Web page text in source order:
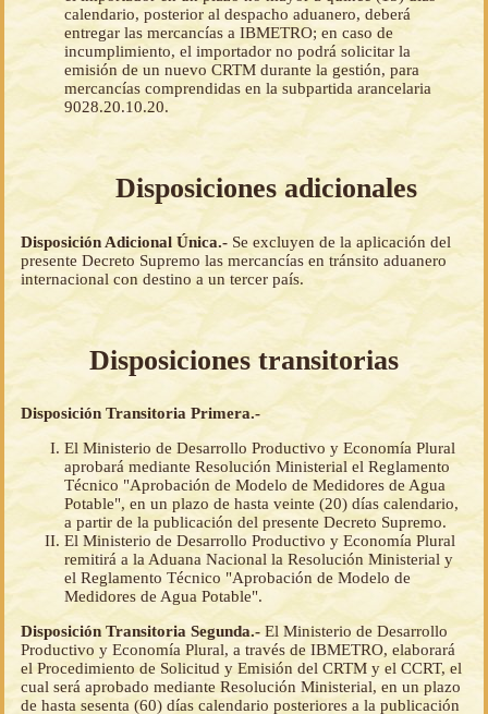
calendario, posterior al despacho aduanero, deberá
entregar las mercancías a IBMETRO; en caso de
incumplimiento, el importador no podrá solicitar la
emisión de un nuevo CRTM durante la gestión, para
mercancías comprendidas en la subpartida arancelaria
9028.20.10.20.
Disposiciones adicionales
Disposición Adicional Única.- Se excluyen de la aplicación del
presente Decreto Supremo las mercancías en tránsito aduanero
internacional con destino a un tercer país.
Disposiciones transitorias
Disposición Transitoria Primera.-
El Ministerio de Desarrollo Productivo y Economía Plural
aprobará mediante Resolución Ministerial el Reglamento
Técnico "Aprobación de Modelo de Medidores de Agua
Potable", en un plazo de hasta veinte (20) días calendario,
a partir de la publicación del presente Decreto Supremo.
El Ministerio de Desarrollo Productivo y Economía Plural
remitirá a la Aduana Nacional la Resolución Ministerial y
el Reglamento Técnico "Aprobación de Modelo de
Medidores de Agua Potable".
Disposición Transitoria Segunda.- El Ministerio de Desarrollo
Productivo y Economía Plural, a través de IBMETRO, elaborará
el Procedimiento de Solicitud y Emisión del CRTM y el CCRT, el
cual será aprobado mediante Resolución Ministerial, en un plazo
de hasta sesenta (60) días calendario posteriores a la publicación